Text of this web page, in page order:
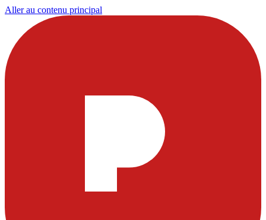
Aller au contenu principal